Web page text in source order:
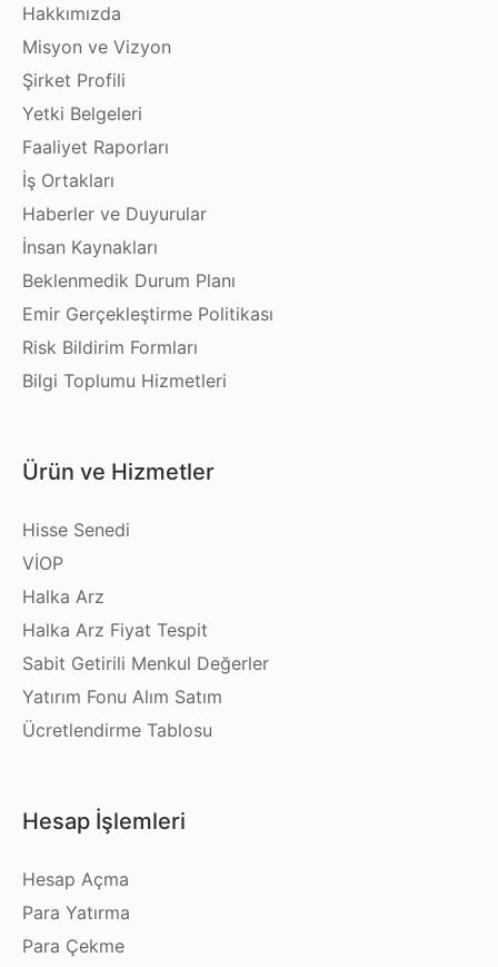
Hakkımızda
Misyon ve Vizyon
Şirket Profili
Yetki Belgeleri
Faaliyet Raporları
İş Ortakları
Haberler ve Duyurular
İnsan Kaynakları
Beklenmedik Durum Planı
Emir Gerçekleştirme Politikası
Risk Bildirim Formları
Bilgi Toplumu Hizmetleri
Ürün ve Hizmetler
Hisse Senedi
VİOP
Halka Arz
Halka Arz Fiyat Tespit
Sabit Getirili Menkul Değerler
Yatırım Fonu Alım Satım
Ücretlendirme Tablosu
Hesap İşlemleri
Hesap Açma
Para Yatırma
Para Çekme